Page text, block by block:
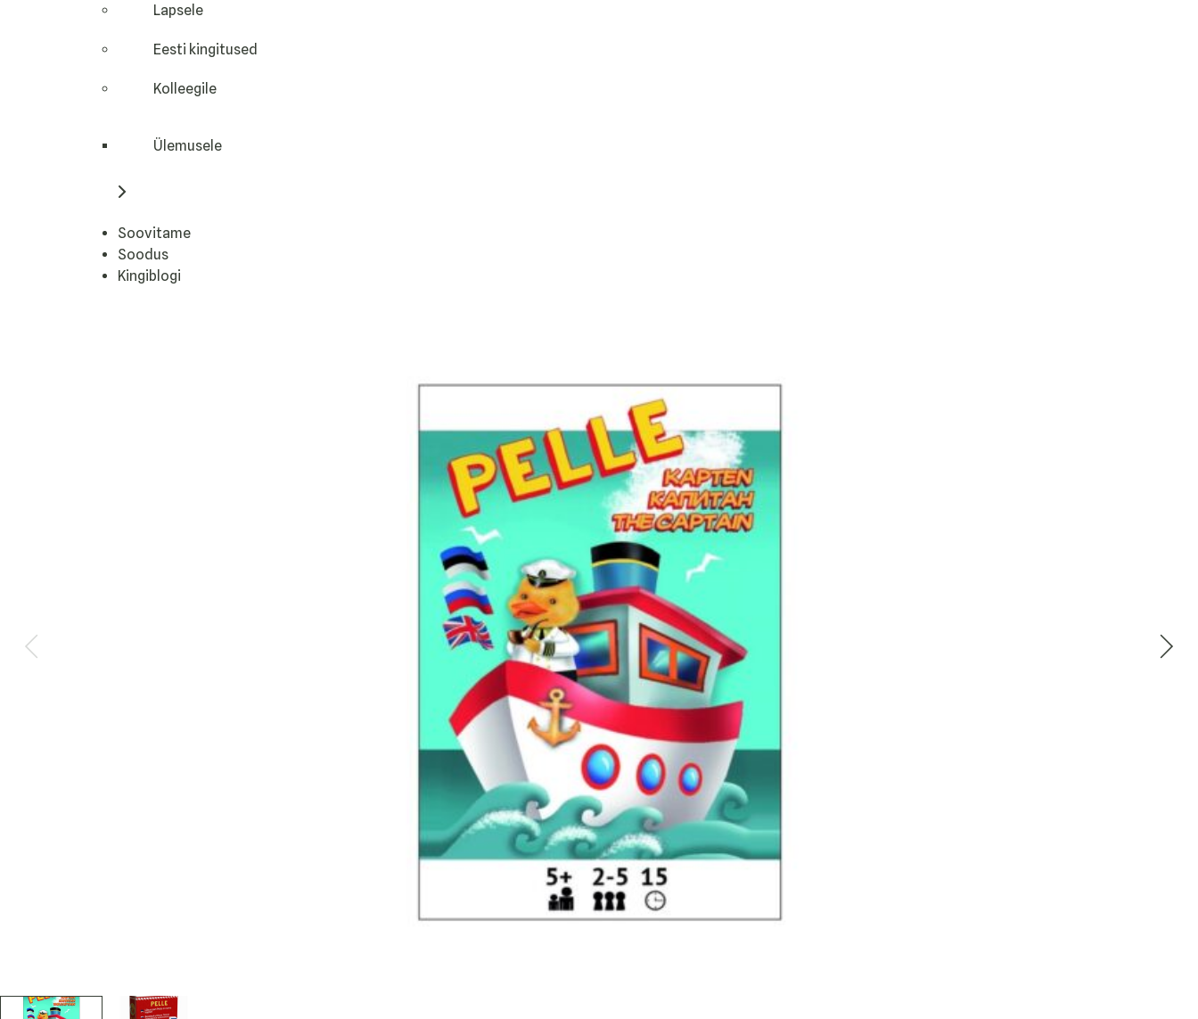
Lapsele
Eesti kingitused
Kolleegile
Ülemusele
Soovitame
Soodus
Kingiblogi